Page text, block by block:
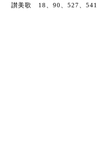
讃美歌 18、90、527、541